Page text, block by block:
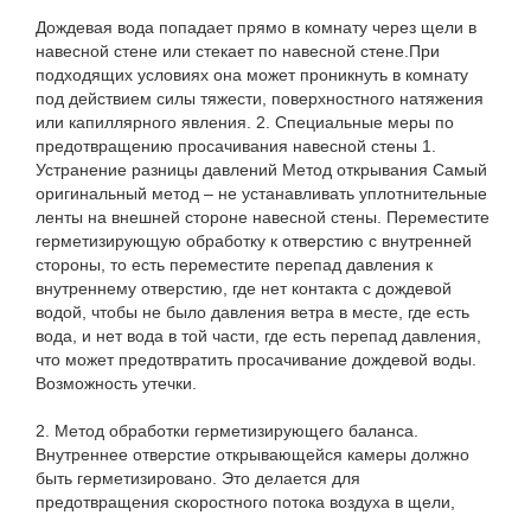
Дождевая вода попадает прямо в комнату через щели в
навесной стене или стекает по навесной стене.При
подходящих условиях она может проникнуть в комнату
под действием силы тяжести, поверхностного натяжения
или капиллярного явления. 2. Специальные меры по
предотвращению просачивания навесной стены 1.
Устранение разницы давлений Метод открывания Самый
оригинальный метод – не устанавливать уплотнительные
ленты на внешней стороне навесной стены. Переместите
герметизирующую обработку к отверстию с внутренней
стороны, то есть переместите перепад давления к
внутреннему отверстию, где нет контакта с дождевой
водой, чтобы не было давления ветра в месте, где есть
вода, и нет вода в той части, где есть перепад давления,
что может предотвратить просачивание дождевой воды.
Возможность утечки.
2. Метод обработки герметизирующего баланса.
Внутреннее отверстие открывающейся камеры должно
быть герметизировано. Это делается для
предотвращения скоростного потока воздуха в щели,